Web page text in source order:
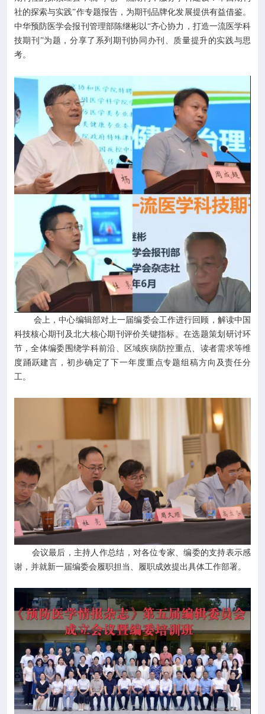
社的探索与实践”作专题报告，为期刊品牌化发展提供有益借鉴。
中华预防医学会报刊管理部陈继彬以“齐心协力，打造一流医学科
技期刊”为题，分享了系列期刊协同办刊、质量提升的实践与思
考。
会上，中心编辑部对上一届编委会工作进行回顾，解读中国
科技核心期刊及北大核心期刊评价关键指标。在选题策划研讨环
节，全体编委围绕学科前沿、区域疾病防控重点、读者需求等维
度踊跃建言，初步确定了下一年度重点专题组稿方向及责任分
工。
会议最后，主持人作总结，对各位专家、编委的支持表示感
谢，并就新一届编委会履职担当、履职成效提出具体工作部署。